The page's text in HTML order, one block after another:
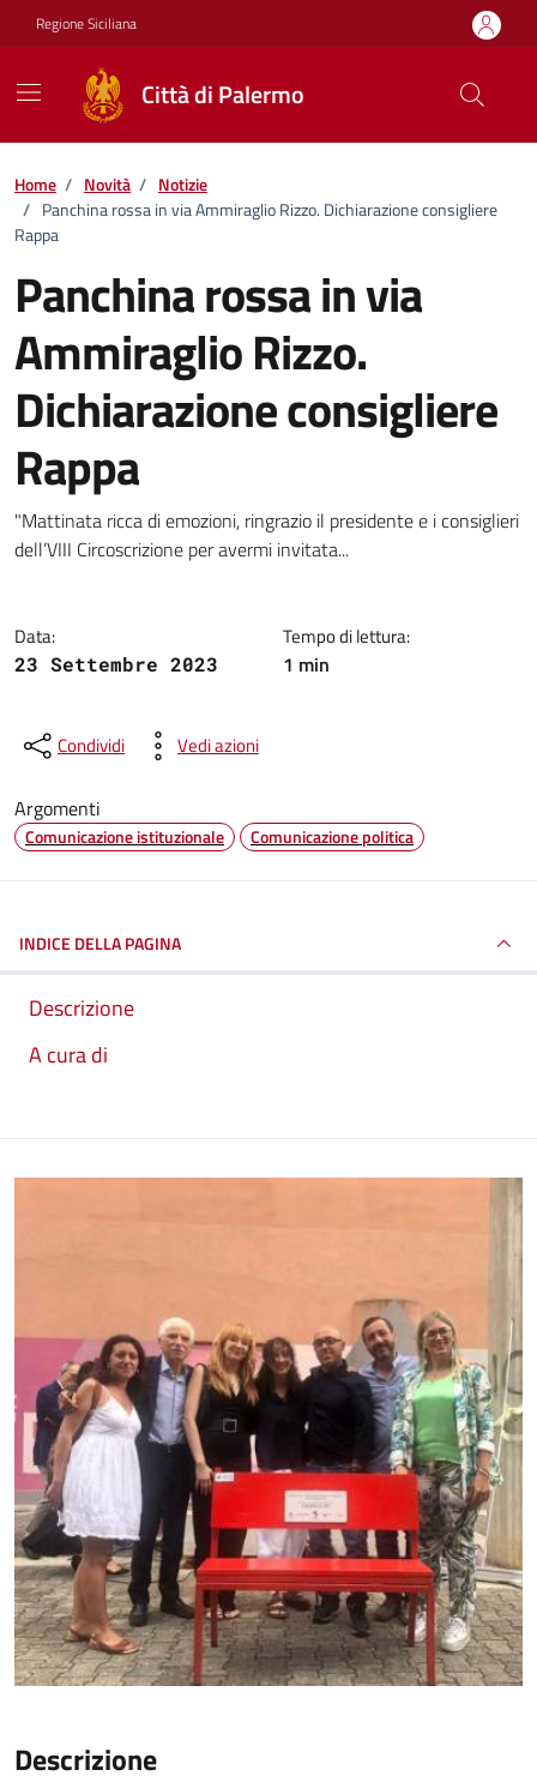
Vai ai contenuti
Vai al footer
Regione Siciliana
Città di Palermo
Home / Novità / Notizie
/ Panchina rossa in via Ammiraglio Rizzo. Dichiarazione consigliere
Rappa
Panchina rossa in via
Ammiraglio Rizzo.
Dichiarazione consigliere
Rappa
Dettagli della notizia
"Mattinata ricca di emozioni, ringrazio il presidente e i consiglieri
dell’VIII Circoscrizione per avermi invitata...
Data:
23 Settembre 2023
Tempo di lettura:
1 min
Condividi Vedi azioni
Argomenti
Comunicazione istituzionale Comunicazione politica
INDICE DELLA PAGINA
Descrizione
A cura di
Descrizione